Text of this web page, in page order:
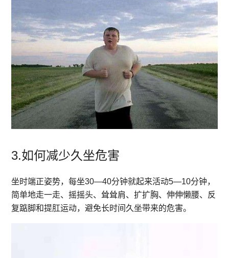
3.如何减少久坐危害
坐时端正姿势，每坐30—40分钟就起来活动5—10分钟，
简单地走一走、摇摇头、耸耸肩、扩扩胸、伸伸懒腰、反
复踮脚和提肛运动，避免长时间久坐带来的危害。